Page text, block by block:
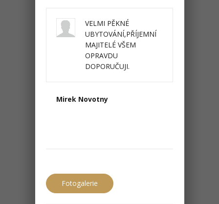
VELMI PĚKNÉ
UBYTOVÁNÍ,PŘÍJEMNÍ
MAJITELÉ VŠEM
OPRAVDU
DOPORUČUJI.
Mirek Novotny
Fotogalerie